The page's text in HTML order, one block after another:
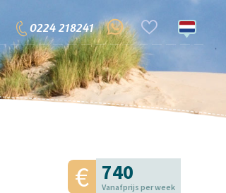
0224 218241
740
Vanafprijs per week